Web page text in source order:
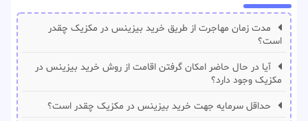
مدت زمان مهاجرت از طریق خرید بیزینس در مکزیک چقدر
است؟
آیا در حال حاضر امکان گرفتن اقامت از روش خرید بیزینس در
مکزیک وجود دارد؟
حداقل سرمایه جهت خرید بیزینس در مکزیک چقدر است؟